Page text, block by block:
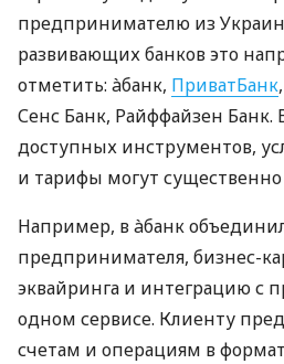
предпринимателю из
развивающих банков это
отметить: àбанк, ПриватБанк
Сенс Банк, Райффайзен Банк.
доступных инструментов,
и тарифы могут существенно
Например, в àбанк
предпринимателя, бизнес-
эквайринга и интеграцию с
одном сервисе. Клиенту
счетам и операциям в